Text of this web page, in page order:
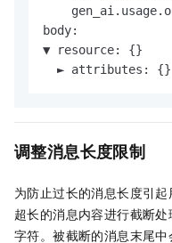
body:
▼ resource: {}
  ► attributes: {}
调整消息长度限制
为防止过长的消息长度引
超长的消息内容进行截断
字符。被截断的消息末尾中